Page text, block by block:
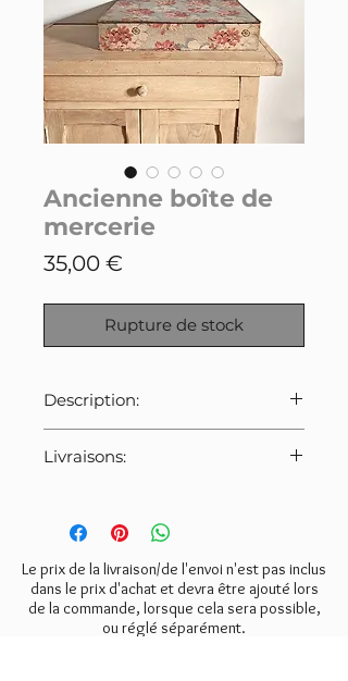
Ancienne boîte de
mercerie
35,00 €
Rupture de stock
Description:
Tissu fleuri d'origine.
mais reste dans son jus avec ses
Dimensions: 48,5cm x 32cm
Livraisons:
Merci de bien veiller à
sélectionner le tarif indiqué ci-
dessous lors de la commande.
- Mondial Relay:6€
- Colissimo:8€
- Retrait gratuit à l'atelier
Le prix de la livraison/de l'envoi n'est pas inclus
dans le prix d'achat et devra être ajouté lors
de la commande, lorsque cela sera possible,
ou réglé séparément.